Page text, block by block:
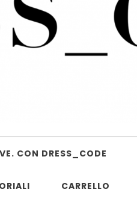
CON DRESS_CODE
CARRELLO